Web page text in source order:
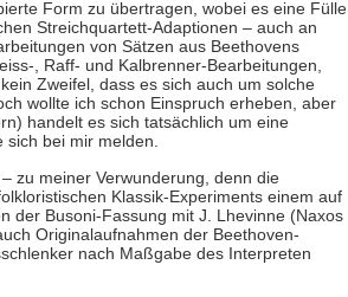
Form zu übertragen, wobei es eine Fülle
Streichquartett-Adaptionen – auch an
von Sätzen aus Beethovens
, Raff- und Kalbrenner-Bearbeitungen,
Zweifel, dass es sich auch um solche
wollte ich schon Einspruch erheben, aber
handelt es sich tatsächlich um eine
sich bei mir melden.
zu meiner Verwunderung, denn die
Klassik-Experiments einem auf
der Busoni-Fassung mit J. Lhevinne (Naxos
Originalaufnahmen der Beethoven-
nach Maßgabe des Interpreten